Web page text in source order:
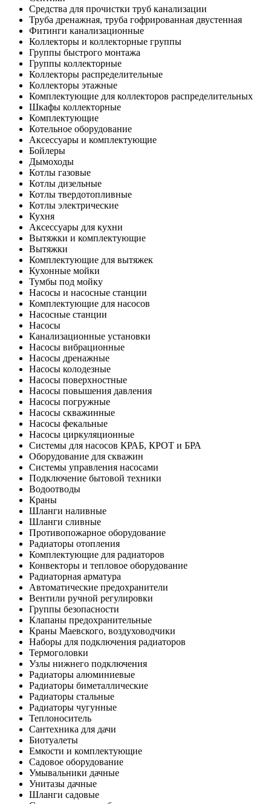
Средства для прочистки труб канализации
Труба дренажная, труба гофрированная двустенная
Фитинги канализационные
Коллекторы и коллекторные группы
Группы быстрого монтажа
Группы коллекторные
Коллекторы распределительные
Коллекторы этажные
Комплектующие для коллекторов распределительных
Шкафы коллекторные
Комплектующие
Котельное оборудование
Аксессуары и комплектующие
Бойлеры
Дымоходы
Котлы газовые
Котлы дизельные
Котлы твердотопливные
Котлы электрические
Кухня
Аксессуары для кухни
Вытяжки и комплектующие
Вытяжки
Комплектующие для вытяжек
Кухонные мойки
Тумбы под мойку
Насосы и насосные станции
Комплектующие для насосов
Насосные станции
Насосы
Канализационные установки
Насосы вибрационные
Насосы дренажные
Насосы колодезные
Насосы поверхностные
Насосы повышения давления
Насосы погружные
Насосы скважинные
Насосы фекальные
Насосы циркуляционные
Системы для насосов КРАБ, КРОТ и БРА
Оборудование для скважин
Системы управления насосами
Подключение бытовой техники
Водоотводы
Краны
Шланги наливные
Шланги сливные
Противопожарное оборудование
Радиаторы отопления
Комплектующие для радиаторов
Конвекторы и тепловое оборудование
Радиаторная арматура
Автоматические предохранители
Вентили ручной регулировки
Группы безопасности
Клапаны предохранительные
Краны Маевского, воздуховодчики
Наборы для подключения радиаторов
Термоголовки
Узлы нижнего подключения
Радиаторы алюминиевые
Радиаторы биметаллические
Радиаторы стальные
Радиаторы чугунные
Теплоноситель
Сантехника для дачи
Биотуалеты
Емкости и комплектующие
Садовое оборудование
Умывальники дачные
Унитазы дачные
Шланги садовые